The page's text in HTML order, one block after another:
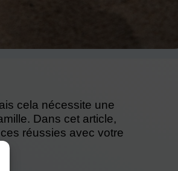
cela nécessite une
Dans cet article,
réussies avec votre